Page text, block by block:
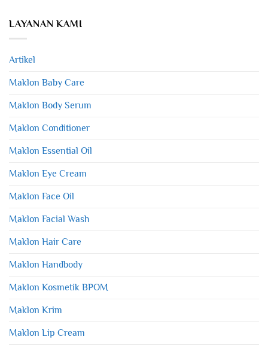
LAYANAN KAMI
Artikel
Maklon Baby Care
Maklon Body Serum
Maklon Conditioner
Maklon Essential Oil
Maklon Eye Cream
Maklon Face Oil
Maklon Facial Wash
Maklon Hair Care
Maklon Handbody
Maklon Kosmetik BPOM
Maklon Krim
Maklon Lip Cream